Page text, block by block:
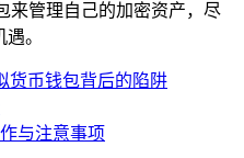
来管理自己的加密资产，尽
。
货币钱包背后的陷阱
与注意事项